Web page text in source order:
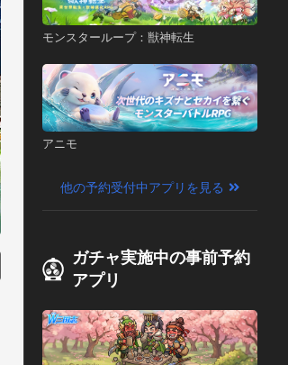
モンスターループ：獣神転生
アニモ
他の予約受付中アプリを見る
ガチャ実施中の事前予約
アプリ